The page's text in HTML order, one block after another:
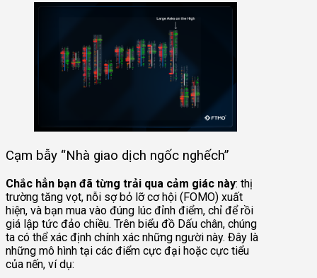
Cạm bẫy “Nhà giao dịch ngốc nghếch”
Chắc hẳn bạn đã từng trải qua cảm giác này: thị
trường tăng vọt, nỗi sợ bỏ lỡ cơ hội (FOMO) xuất
hiện, và bạn mua vào đúng lúc đỉnh điểm, chỉ để rồi
giá lập tức đảo chiều. Trên biểu đồ Dấu chân, chúng
ta có thể xác định chính xác những người này. Đây là
những mô hình tại các điểm cực đại hoặc cực tiểu
của nến, ví dụ: